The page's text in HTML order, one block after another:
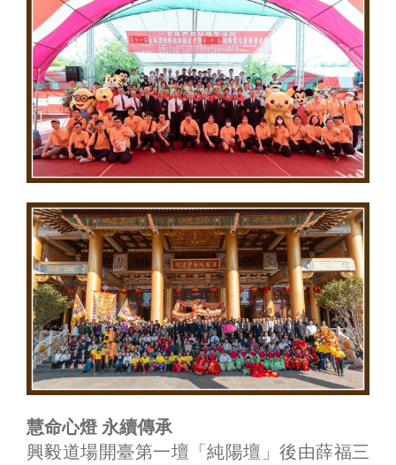
慧命心燈 永續傳承
興毅道場開臺第一壇「純陽壇」後由薛福三